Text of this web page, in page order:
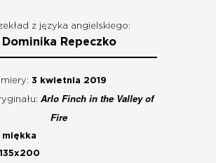
z języka angielskiego:
Dominika Repeczko
3 kwietnia 2019
Arlo Finch in the Valley of
Fire
miękka
135x200